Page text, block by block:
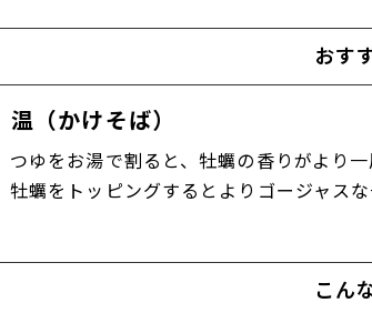
おす
｜温（かけそば）
つゆをお湯で割ると、牡蠣の香りがより一
牡蠣をトッピングするとよりゴージャスな
こん